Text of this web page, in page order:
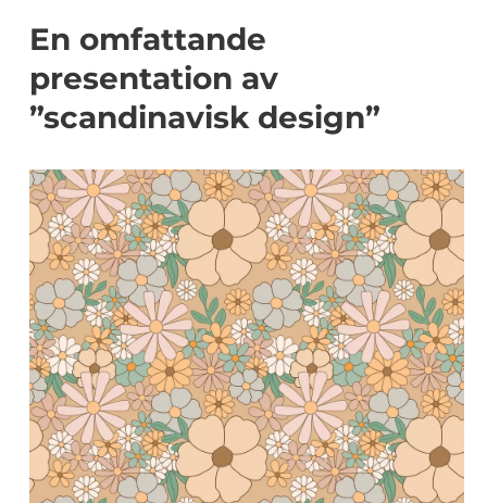
En omfattande
presentation av
”scandinavisk design”